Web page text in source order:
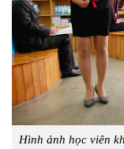
Hình ảnh học viên